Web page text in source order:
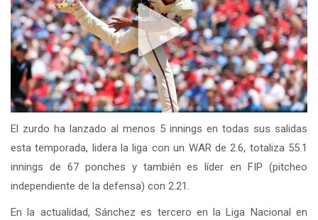
El zurdo ha lanzado al menos 5 innings en todas sus salidas
esta temporada, lidera la liga con un WAR de 2.6, totaliza 55.1
innings de 67 ponches y también es líder en FIP (pitcheo
independiente de la defensa) con 2.21.
En la actualidad, Sánchez es tercero en la Liga Nacional en